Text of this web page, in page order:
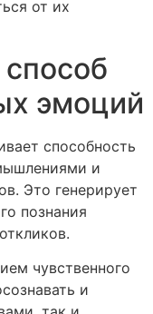
от их
эмоций
способность
и
Это генерирует
познания
чувственного
и